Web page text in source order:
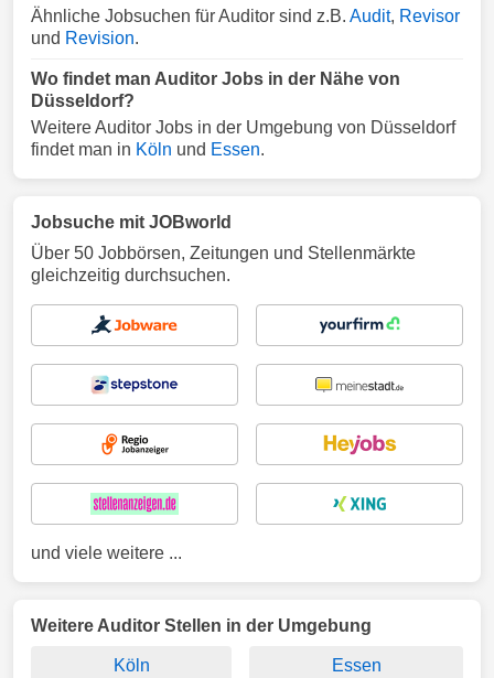
Ähnliche Jobsuchen für Auditor sind z.B. Audit, Revisor
und Revision.
Wo findet man Auditor Jobs in der Nähe von
Düsseldorf?
Weitere Auditor Jobs in der Umgebung von Düsseldorf
findet man in Köln und Essen.
Jobsuche mit JOBworld
Über 50 Jobbörsen, Zeitungen und Stellenmärkte
gleichzeitig durchsuchen.
und viele weitere ...
Weitere Auditor Stellen in der Umgebung
Köln Essen